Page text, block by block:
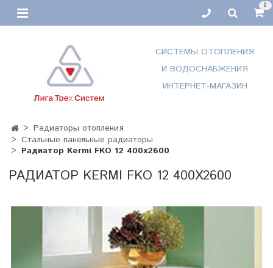
0
СИСТЕМЫ ОТОПЛЕНИЯ
И ВОДОСНАБЖЕНИЯ
ИНТЕРНЕТ-МАГАЗИН
Радиаторы отопления
Стальные панельные радиаторы
Радиатор Kermi FKO 12 400x2600
РАДИАТОР KERMI FKO 12 400X2600